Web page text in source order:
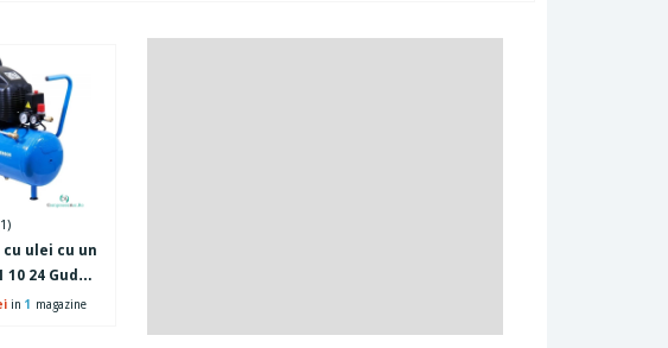
cu ulei cu un
10 24 Gude
24 L, 10
in 1 magazine